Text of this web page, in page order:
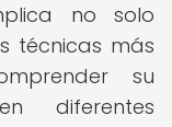
no solo
técnicas más
su
diferentes